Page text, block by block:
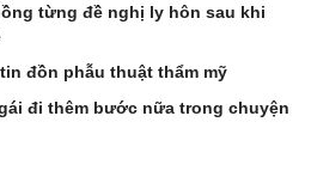
từng đề nghị ly hôn sau khi
đồn phẫu thuật thẩm mỹ
đi thêm bước nữa trong chuyện